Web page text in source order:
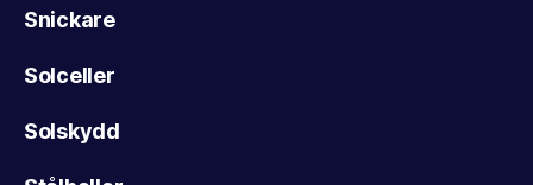
Snickare
Solceller
Solskydd